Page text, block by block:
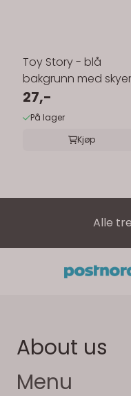
Toy Story - blå
bakgrunn med skyer
27,-
På lager
Kjøp
Alle
About us
HOS JANNE AS
Menu